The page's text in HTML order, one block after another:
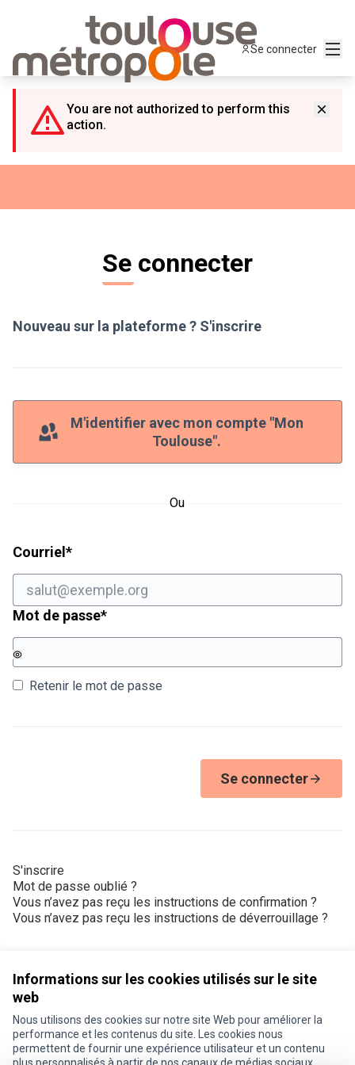
Informations sur les cookies utilisés sur le site
web
Nous utilisons des cookies sur notre site Web pour améliorer la
performance et les contenus du site. Les cookies nous
permettent de fournir une expérience utilisateur et un contenu
Se connecter
You are not authorized to perform this
action.
Se connecter
Nouveau sur la plateforme ? S'inscrire
M'identifier avec mon compte "Mon
Toulouse".
Ou
Courriel *Champ obligatoire
Mot de passe*Champ obligatoire
Retenir le mot de passe
Se connecter
S'inscrire
Mot de passe oublié ?
Vous n’avez pas reçu les instructions de confirmation ?
Vous n’avez pas reçu les instructions de déverrouillage ?
Conditions d'utilisation
Paramètres des cookies
Je participe ! sur X
Je participe ! sur Facebook
Je participe ! sur Instagram